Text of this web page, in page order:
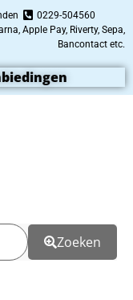
0229-504560
Apple Pay, Riverty, Sepa,
Bancontact etc.
Zoeken